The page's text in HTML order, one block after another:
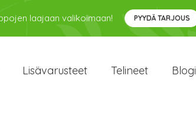
laajaan valikoimaan! PYYDÄ TARJOUS
Lisävarusteet Telineet Blogi